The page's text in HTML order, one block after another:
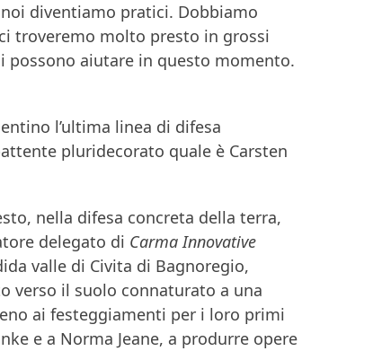
diventiamo pratici. Dobbiamo
troveremo molto presto in grossi
possono aiutare in questo momento.
l’ultima linea di difesa
pluridecorato quale è Carsten
nella difesa concreta della terra,
delegato di Carma Innovative
valle di Civita di Bagnoregio,
verso il suolo connaturato a una
ai festeggiamenti per i loro primi
e a Norma Jeane, a produrre opere